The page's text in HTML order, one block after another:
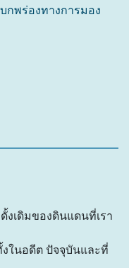
กพร่องทางการมอง
เดิมของดินแดนที่เรา
ในอดีต ปัจจุบันและที่